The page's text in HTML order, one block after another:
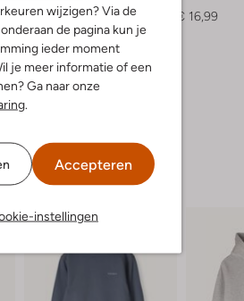
wijzigen? Via de
de pagina kun je
ieder moment
je meer informatie of een
Ga naar onze
.
Accepteren
instellingen
€ 34,99
€ 16,99